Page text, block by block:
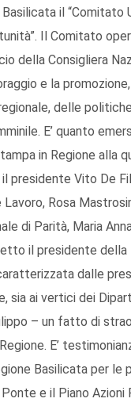
il “Comitato
Il Comitato
della Consigliera
e la
delle
E’ quanto
in Regione alla
presidente Vito De
Lavoro, Rosa
di Parità, Maria
il presidente della
dalle
sia ai vertici dei
– un fatto di
E’
Basilicata per le
e il Piano Azioni